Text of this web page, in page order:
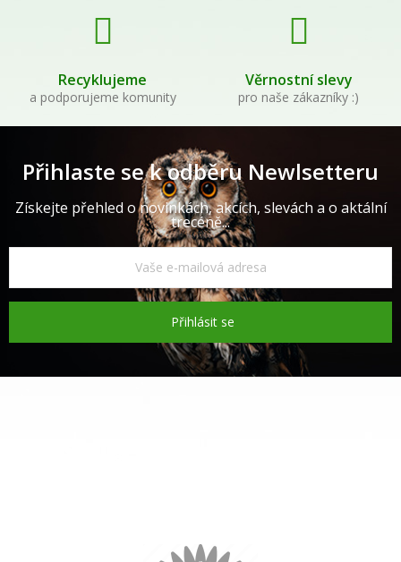
Recyklujeme
a podporujeme komunity
Věrnostní slevy
pro naše zákazníky :)
Přihlaste se k odběru Newlsetteru
Získejte přehled o novinkách, akcích, slevách a o aktální
trecéně...
Přihlásit se